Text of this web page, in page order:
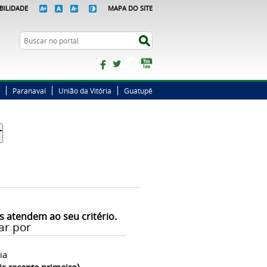
MAPA DO SITE
Busca
FacebookTwitterInstagram
Paranavaí União da Vitória Guatupê
atendem ao seu critério.
por